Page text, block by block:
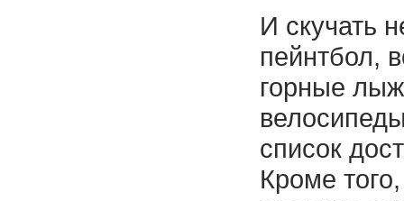
И скучать
пейнтбол,
горные
список
Кроме